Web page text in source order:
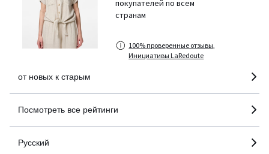
покупателей по всем
странам
100% проверенные отзывы,
Инициативы LaRedoute
от новых к старым
Посмотреть все рейтинги
Русский